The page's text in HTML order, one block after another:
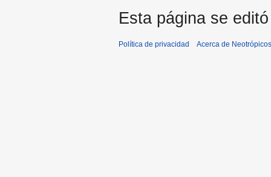
Esta página se
Política de privacidad Acerca de Neotrópicos